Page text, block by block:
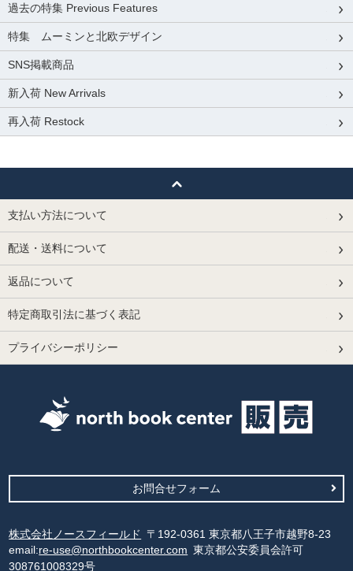
過去の特集 Previous Features
特集 ムーミンと北欧デザイン
SNS掲載商品
新入荷 New Arrivals
再入荷 Restock
支払い方法について
配送・送料について
返品について
特定商取引法に基づく表記
プライバシーポリシー
お問合せフォーム
株式会社ノースフィールド
〒192-0361 東京都八王子市越野8-23
email:re-use@northbookcenter.com 東京都公安委員会許可
308761008329号